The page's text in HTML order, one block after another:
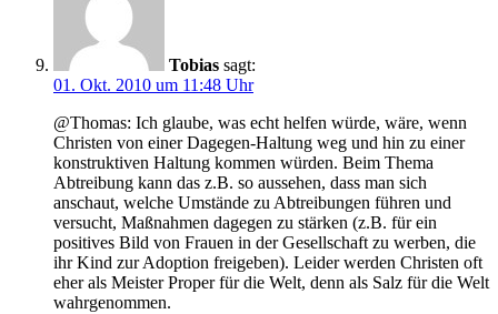
Tobias sagt:
01. Okt. 2010 um 11:48 Uhr
@Thomas: Ich glaube, was echt helfen würde, wäre, wenn
Christen von einer Dagegen-Haltung weg und hin zu einer
konstruktiven Haltung kommen würden. Beim Thema
Abtreibung kann das z.B. so aussehen, dass man sich
anschaut, welche Umstände zu Abtreibungen führen und
versucht, Maßnahmen dagegen zu stärken (z.B. für ein
positives Bild von Frauen in der Gesellschaft zu werben, die
ihr Kind zur Adoption freigeben). Leider werden Christen oft
eher als Meister Proper für die Welt, denn als Salz für die Welt
wahrgenommen.